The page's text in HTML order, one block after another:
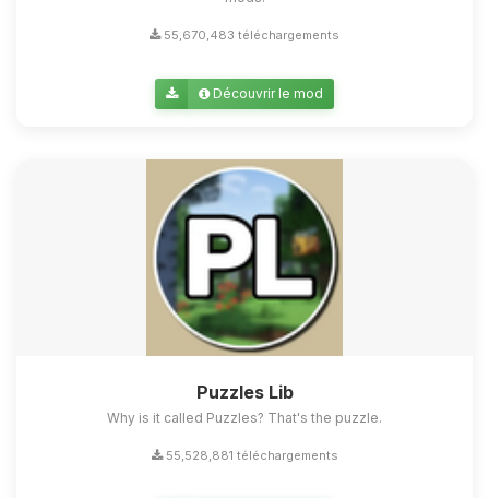
55,670,483 téléchargements
Découvrir le mod
Puzzles Lib
Why is it called Puzzles? That's the puzzle.
55,528,881 téléchargements